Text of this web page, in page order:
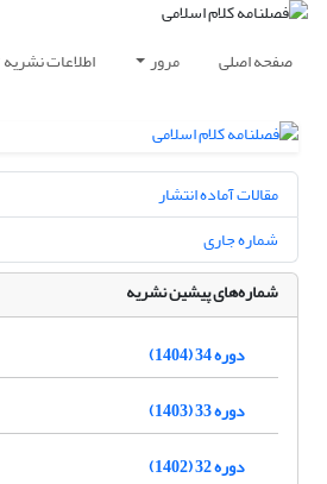
صفحه اصلی مرور اطلاعات نشریه
مقالات آماده انتشار
شماره جاری
شماره‌های پیشین نشریه
دوره 34 (1404)
دوره 33 (1403)
دوره 32 (1402)